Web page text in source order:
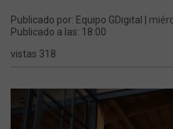
Publicado por: Equipo GDigital |
Publicado a las: 18:00
vistas 318